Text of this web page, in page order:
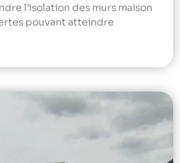
l’isolation des murs maison
pouvant atteindre